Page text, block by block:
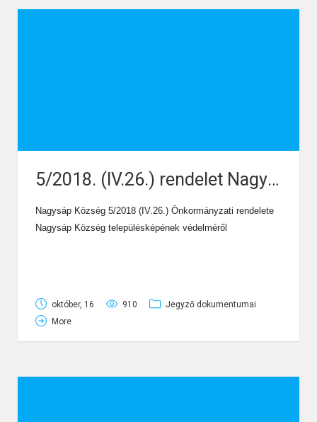
5/2018. (IV.26.) rendelet Nagysáp Község településképének védelméről
Nagysáp Község 5/2018 (IV.26.) Önkormányzati rendelete
Nagysáp Község településképének védelméről
október, 16 910
Jegyző dokumentumai
More